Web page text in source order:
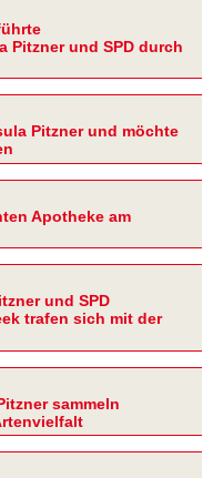
Pitzner und SPD durch
Pitzner und möchte
Apotheke am
und SPD
trafen sich mit der
sammeln